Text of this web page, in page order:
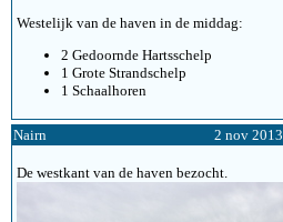
Westelijk van de haven in de middag:
2 Gedoornde Hartsschelp
1 Grote Strandschelp
1 Schaalhoren
Nairn 2 nov 2013
De westkant van de haven bezocht.